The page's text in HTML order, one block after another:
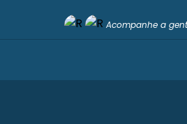
Acompanhe a